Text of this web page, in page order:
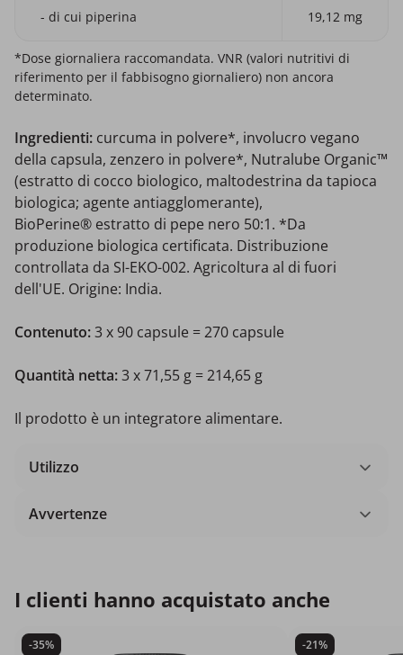
- di cui piperina 19,12 mg
*Dose giornaliera raccomandata. VNR (valori nutritivi di
riferimento per il fabbisogno giornaliero) non ancora
determinato.
Ingredienti: curcuma in polvere*, involucro vegano
della capsula, zenzero in polvere*, Nutralube Organic™
(estratto di cocco biologico, maltodestrina da tapioca
biologica; agente antiagglomerante),
BioPerine® estratto di pepe nero 50:1. *Da
produzione biologica certificata. Distribuzione
controllata da SI-EKO-002. Agricoltura al di fuori
dell'UE. Origine: India.
Contenuto:3 x90 capsule = 270 capsule
Quantità netta:3 x 71,55 g = 214,65 g
Il prodotto è un integratore alimentare.
Utilizzo
Avvertenze
I clienti hanno acquistato anche
-35% -21%